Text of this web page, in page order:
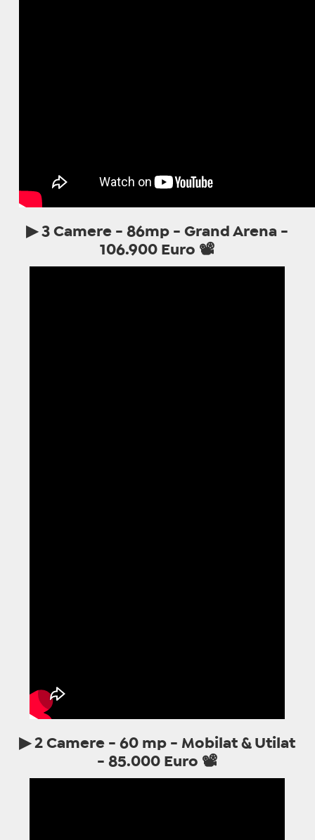
▶ 3 Camere - 86mp - Grand Arena -
106.900 Euro 📽
▶2 Camere - 60 mp - Mobilat & Utilat
- 85.000 Euro 📽